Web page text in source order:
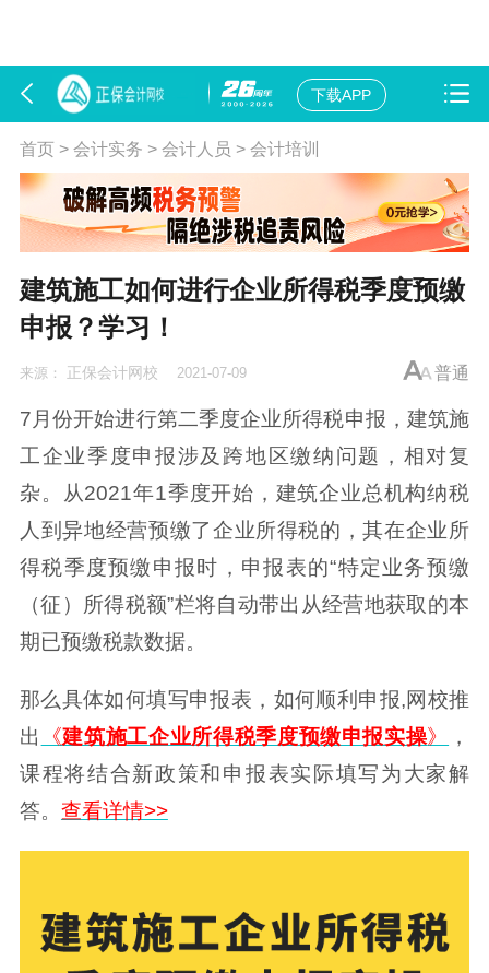
下载APP
首页> 会计实务 > 会计人员 > 会计培训
建筑施工如何进行企业所得税季度预缴
申报？学习！
来源： 正保会计网校 2021-07-09 普通
7月份开始进行第二季度企业所得税申报，建筑施
工企业季度申报涉及跨地区缴纳问题，相对复
杂。从2021年1季度开始，建筑企业总机构纳税
人到异地经营预缴了企业所得税的，其在企业所
得税季度预缴申报时，申报表的“特定业务预缴
（征）所得税额”栏将自动带出从经营地获取的本
期已预缴税款数据。
那么具体如何填写申报表，如何顺利申报,网校推
出
《建筑施工企业所得税季度预缴申报实操》
，
课程将结合新政策和申报表实际填写为大家解
答。 查看详情>>